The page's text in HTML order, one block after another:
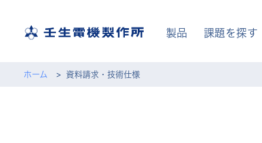
製品 課題を探す
ホーム 資料請求・技術仕様